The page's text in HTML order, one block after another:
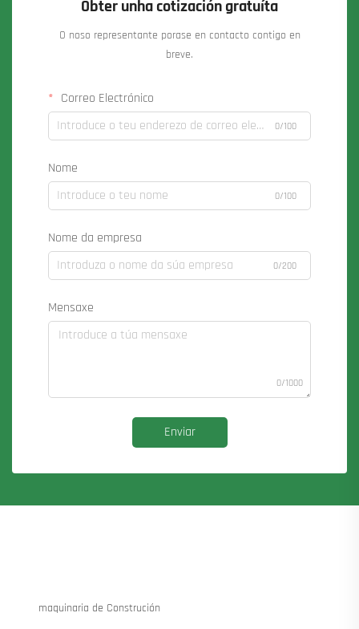
Obter unha cotización gratuíta
O noso representante porase en contacto contigo en
breve.
Correo Electrónico
0/100
Nome
0/100
Nome da empresa
0/200
Mensaxe
0/1000
Enviar
maquinaria de Construción